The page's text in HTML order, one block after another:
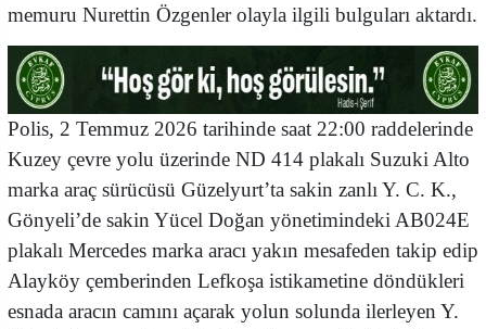
memuru Nurettin Özgenler olayla ilgili bulguları aktardı.
Polis, 2 Temmuz 2026 tarihinde saat 22:00 raddelerinde
Kuzey çevre yolu üzerinde ND 414 plakalı Suzuki Alto
marka araç sürücüsü Güzelyurt’ta sakin zanlı Y. C. K.,
Gönyeli’de sakin Yücel Doğan yönetimindeki AB024E
plakalı Mercedes marka aracı yakın mesafeden takip edip
Alayköy çemberinden Lefkoşa istikametine döndükleri
esnada aracın camını açarak yolun solunda ilerleyen Y.